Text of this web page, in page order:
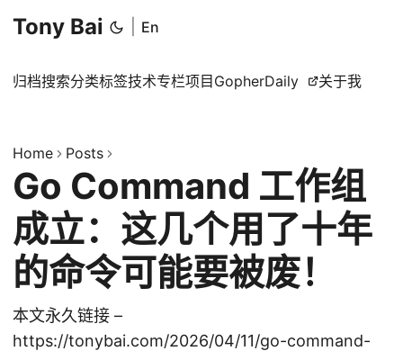
Tony Bai En
归档搜索分类标签技术专栏项目 GopherDaily 关于我
Home Posts
Go Command 工作组
成立：这几个用了十年
的命令可能要被废！
本文永久链接 –
https://tonybai.com/2026/04/11/go-command-